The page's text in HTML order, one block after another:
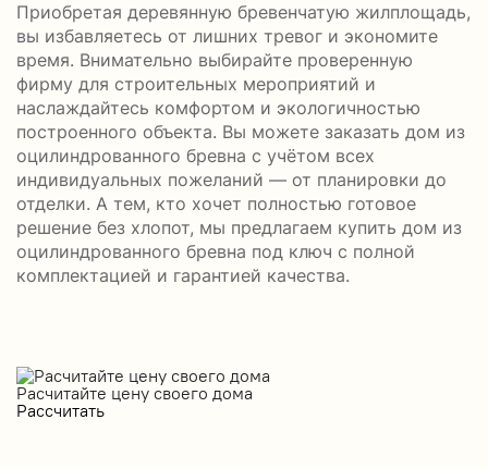
Приобретая деревянную бревенчатую жилплощадь,
вы избавляетесь от лишних тревог и экономите
время. Внимательно выбирайте проверенную
фирму для строительных мероприятий и
наслаждайтесь комфортом и экологичностью
построенного объекта. Вы можете заказать дом из
оцилиндрованного бревна с учётом всех
индивидуальных пожеланий — от планировки до
отделки. А тем, кто хочет полностью готовое
решение без хлопот, мы предлагаем купить дом из
оцилиндрованного бревна под ключ с полной
комплектацией и гарантией качества.
Расчитайте цену своего дома
Рассчитать